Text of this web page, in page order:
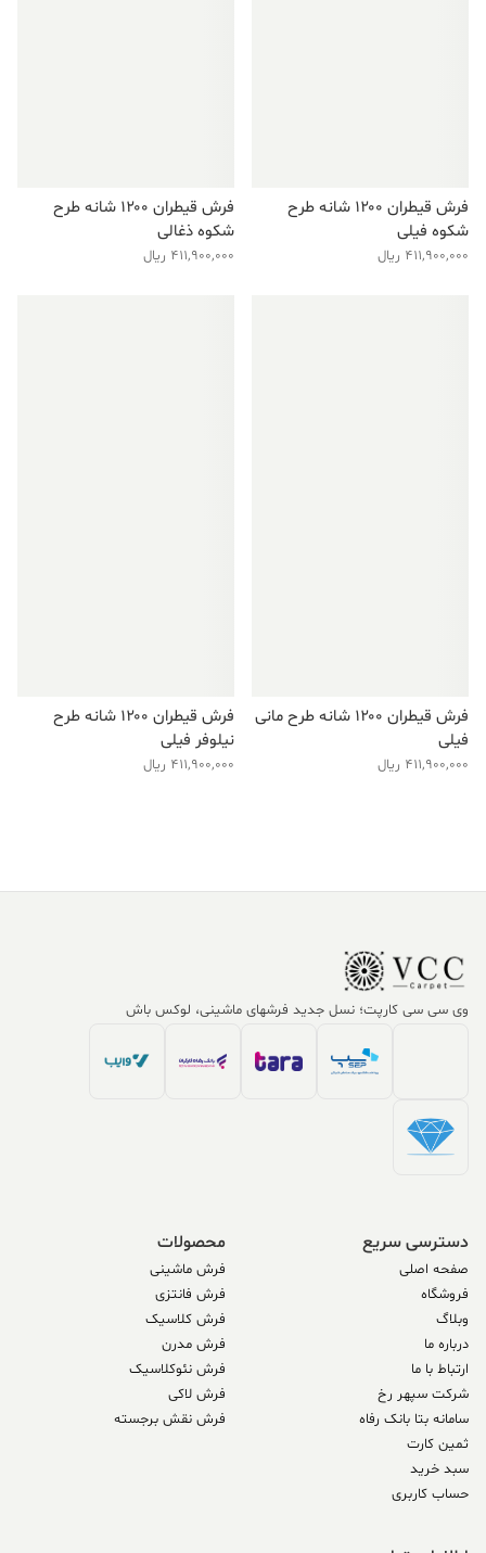
فرش قیطران ۱۲۰۰ شانه طرح
شکوه فیلی
411,900,000 ریال
فرش قیطران ۱۲۰۰ شانه طرح
شکوه ذغالی
411,900,000 ریال
فرش قیطران ۱۲۰۰ شانه طرح مانی
فیلی
411,900,000 ریال
فرش قیطران ۱۲۰۰ شانه طرح
نیلوفر فیلی
411,900,000 ریال
وی سی سی کارپت؛ نسل جدید فرشهای ماشینی، لوکس باش
دسترسی سریع
صفحه اصلی
فروشگاه
وبلاگ
درباره ما
ارتباط با ما
شرکت سپهر رخ
سامانه بتا بانک رفاه
ثمین کارت
سبد خرید
حساب کاربری
محصولات
فرش ماشینی
فرش فانتزی
فرش کلاسیک
فرش مدرن
فرش نئوکلاسیک
فرش لاکی
فرش نقش برجسته